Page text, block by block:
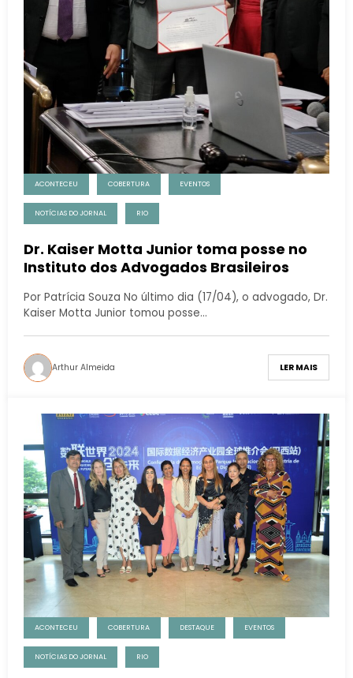
ACONTECEU COBERTURA EVENTOS
NOTÍCIAS DO JORNAL RIO
Dr. Kaiser Motta Junior toma posse no
Instituto dos Advogados Brasileiros
Por Patrícia Souza No último dia (17/04), o advogado, Dr.
Kaiser Motta Junior tomou posse…
Arthur Almeida LER MAIS
ACONTECEU COBERTURA DESTAQUE EVENTOS
NOTÍCIAS DO JORNAL RIO